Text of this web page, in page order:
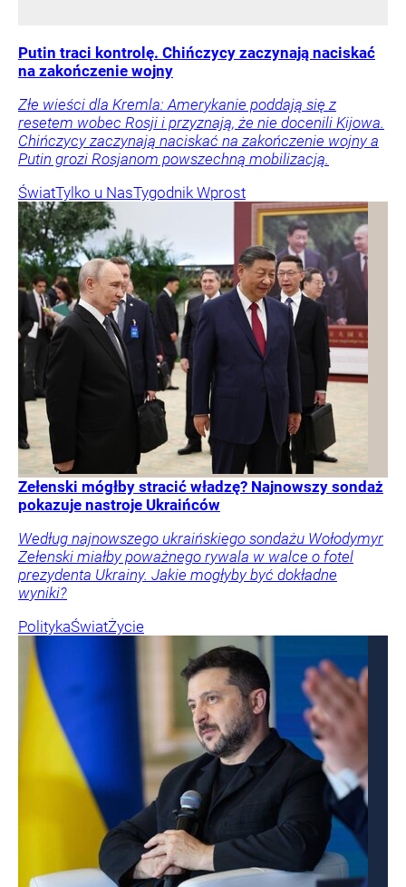
Putin traci kontrolę. Chińczycy zaczynają naciskać
na zakończenie wojny
Złe wieści dla Kremla: Amerykanie poddają się z
resetem wobec Rosji i przyznają, że nie docenili Kijowa.
Chińczycy zaczynają naciskać na zakończenie wojny a
Putin grozi Rosjanom powszechną mobilizacją.
ŚwiatTylko u NasTygodnik Wprost
Zełenski mógłby stracić władzę? Najnowszy sondaż
pokazuje nastroje Ukraińców
Według najnowszego ukraińskiego sondażu Wołodymyr
Zełenski miałby poważnego rywala w walce o fotel
prezydenta Ukrainy. Jakie mogłyby być dokładne
wyniki?
PolitykaŚwiatŻycie